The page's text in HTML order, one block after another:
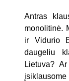
Antras
monolitinė.
ir Vidurio
daugeliu
Lietuva?